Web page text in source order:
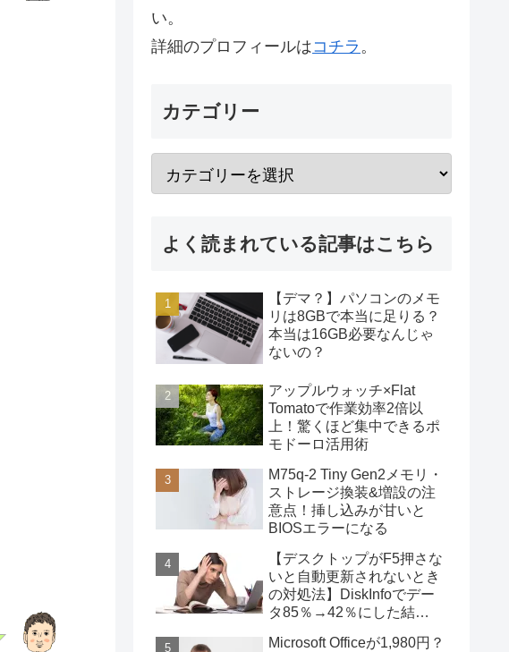
い。
詳細のプロフィールはコチラ 。
カテゴリー
よく読まれている記事はこちら
【デマ？】パソコンのメモ
リは8GBで本当に足りる？
本当は16GB必要なんじゃ
ないの？
アップルウォッチ×Flat
Tomatoで作業効率2倍以
上！驚くほど集中できるポ
モドーロ活用術
M75q-2 Tiny Gen2メモリ・
ストレージ換装&増設の注
意点！挿し込みが甘いと
BIOSエラーになる
【デスクトップがF5押さな
いと自動更新されないとき
の対処法】DiskInfoでデー
タ85％→42％にした結
Microsoft Officeが1,980円？